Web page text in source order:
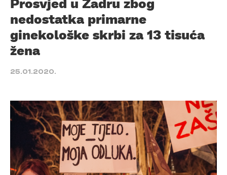
nedostatka primarne
ginekološke skrbi za 13 tisuća
žena
25.01.2020.